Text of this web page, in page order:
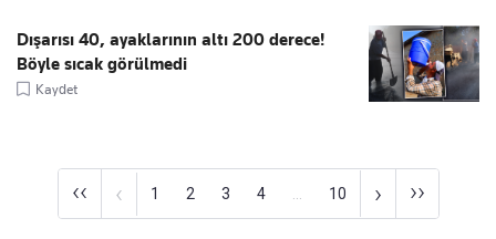
Dışarısı 40, ayaklarının altı 200 derece!
Böyle sıcak görülmedi
Kaydet
‹‹ ‹ 1 2 3 4 10 › ››